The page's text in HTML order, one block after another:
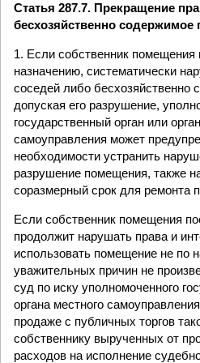
Статья 287.7. Прекращение
бесхозяйственно
1. Если собственник помещения
назначению, систематически
соседей либо бесхозяйственно
допуская его разрушение,
государственный орган или
самоуправления может
необходимости устранить
разрушение помещения, также
соразмерный срок для ремонта
Если собственник помещения
продолжит нарушать права и
использовать помещение не по
уважительных причин не
суд по иску уполномоченного
органа местного
продаже с публичных торгов
собственнику вырученных от
расходов на исполнение